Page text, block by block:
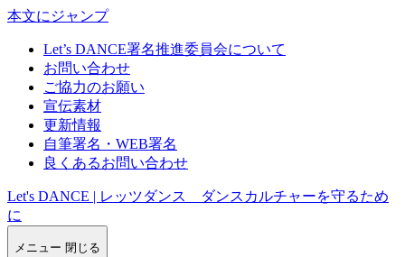
本文にジャンプ
Let’s DANCE署名推進委員会について
お問い合わせ
ご協力のお願い
宣伝素材
更新情報
自筆署名・WEB署名
良くあるお問い合わせ
Let's DANCE | レッツダンス ダンスカルチャーを守るため
に
メニュー 閉じる